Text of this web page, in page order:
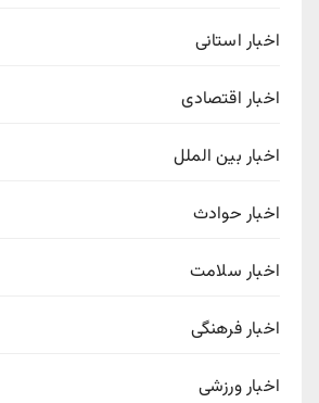
اخبار استانی
اخبار اقتصادی
اخبار بین الملل
اخبار حوادث
اخبار سلامت
اخبار فرهنگی
اخبار ورزشی